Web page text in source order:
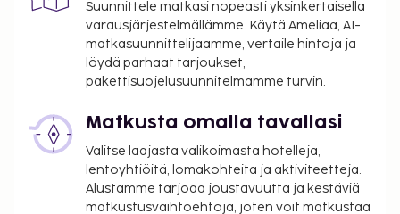
Suunnittele matkasi nopeasti yksinkertaisella
varausjärjestelmällämme. Käytä Ameliaa, AI-
matkasuunnittelijaamme, vertaile hintoja ja
löydä parhaat tarjoukset,
pakettisuojelusuunnitelmamme turvin.
Matkusta omalla tavallasi
Valitse laajasta valikoimasta hotelleja,
lentoyhtiöitä, lomakohteita ja aktiviteetteja.
Alustamme tarjoaa joustavuutta ja kestäviä
matkustusvaihtoehtoja, joten voit matkustaa